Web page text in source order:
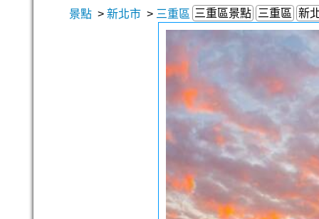
景點 > 新北市 > 三重區 三重區景點 三重區 新